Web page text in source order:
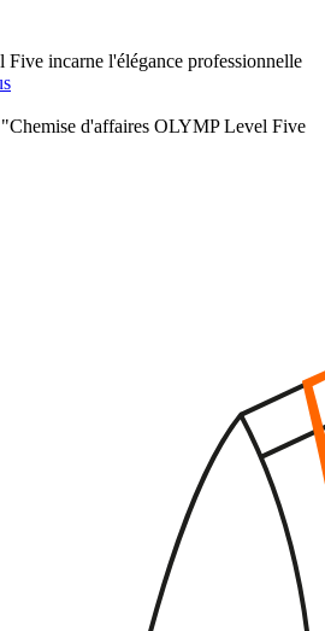
incarne l'élégance professionnelle
d'affaires OLYMP Level Five